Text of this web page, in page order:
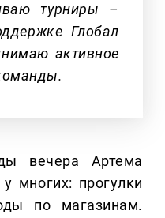
турниры –
Глобал
активное
вечера Артема
многих: прогулки
по магазинам.